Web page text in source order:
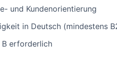
und Kundenorientierung
in Deutsch (mindestens
B erforderlich